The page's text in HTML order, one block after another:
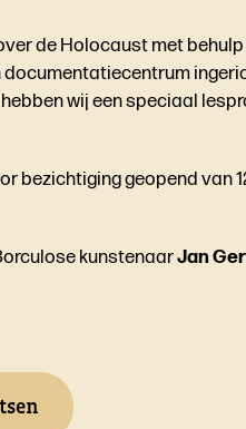
de Holocaust met
documentatiecentrum
wij een speciaal
bezichtiging geopend van
kunstenaarJan